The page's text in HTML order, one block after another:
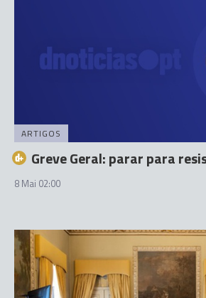
ARTIGOS
Greve Geral: parar para
8 Mai 02:00